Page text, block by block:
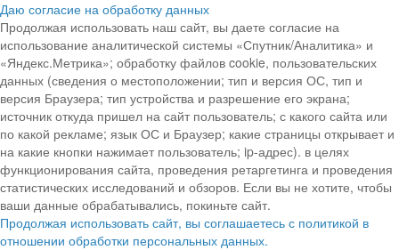
Даю согласие на обработку данных
Продолжая использовать наш сайт, вы даете согласие на
использование аналитической системы «Спутник/Аналитика» и
«Яндекс.Метрика»; обработку файлов cookie, пользовательских
данных (сведения о местоположении; тип и версия ОС, тип и
версия Браузера; тип устройства и разрешение его экрана;
источник откуда пришел на сайт пользователь; с какого сайта или
по какой рекламе; язык ОС и Браузер; какие страницы открывает и
на какие кнопки нажимает пользователь; ip-адрес). в целях
функционирования сайта, проведения ретаргетинга и проведения
статистических исследований и обзоров. Если вы не хотите, чтобы
ваши данные обрабатывались, покиньте сайт.
Продолжая использовать сайт, вы соглашаетесь с политикой в
отношении обработки персональных данных.